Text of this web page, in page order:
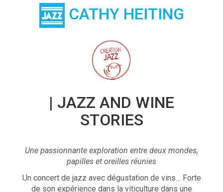
CATHY HEITING
| JAZZ AND WINE
STORIES
Une passionnante exploration entre deux mondes,
papilles et oreilles réunies
Un concert de jazz avec dégustation de vins… Forte
de son expérience dans la viticulture dans une